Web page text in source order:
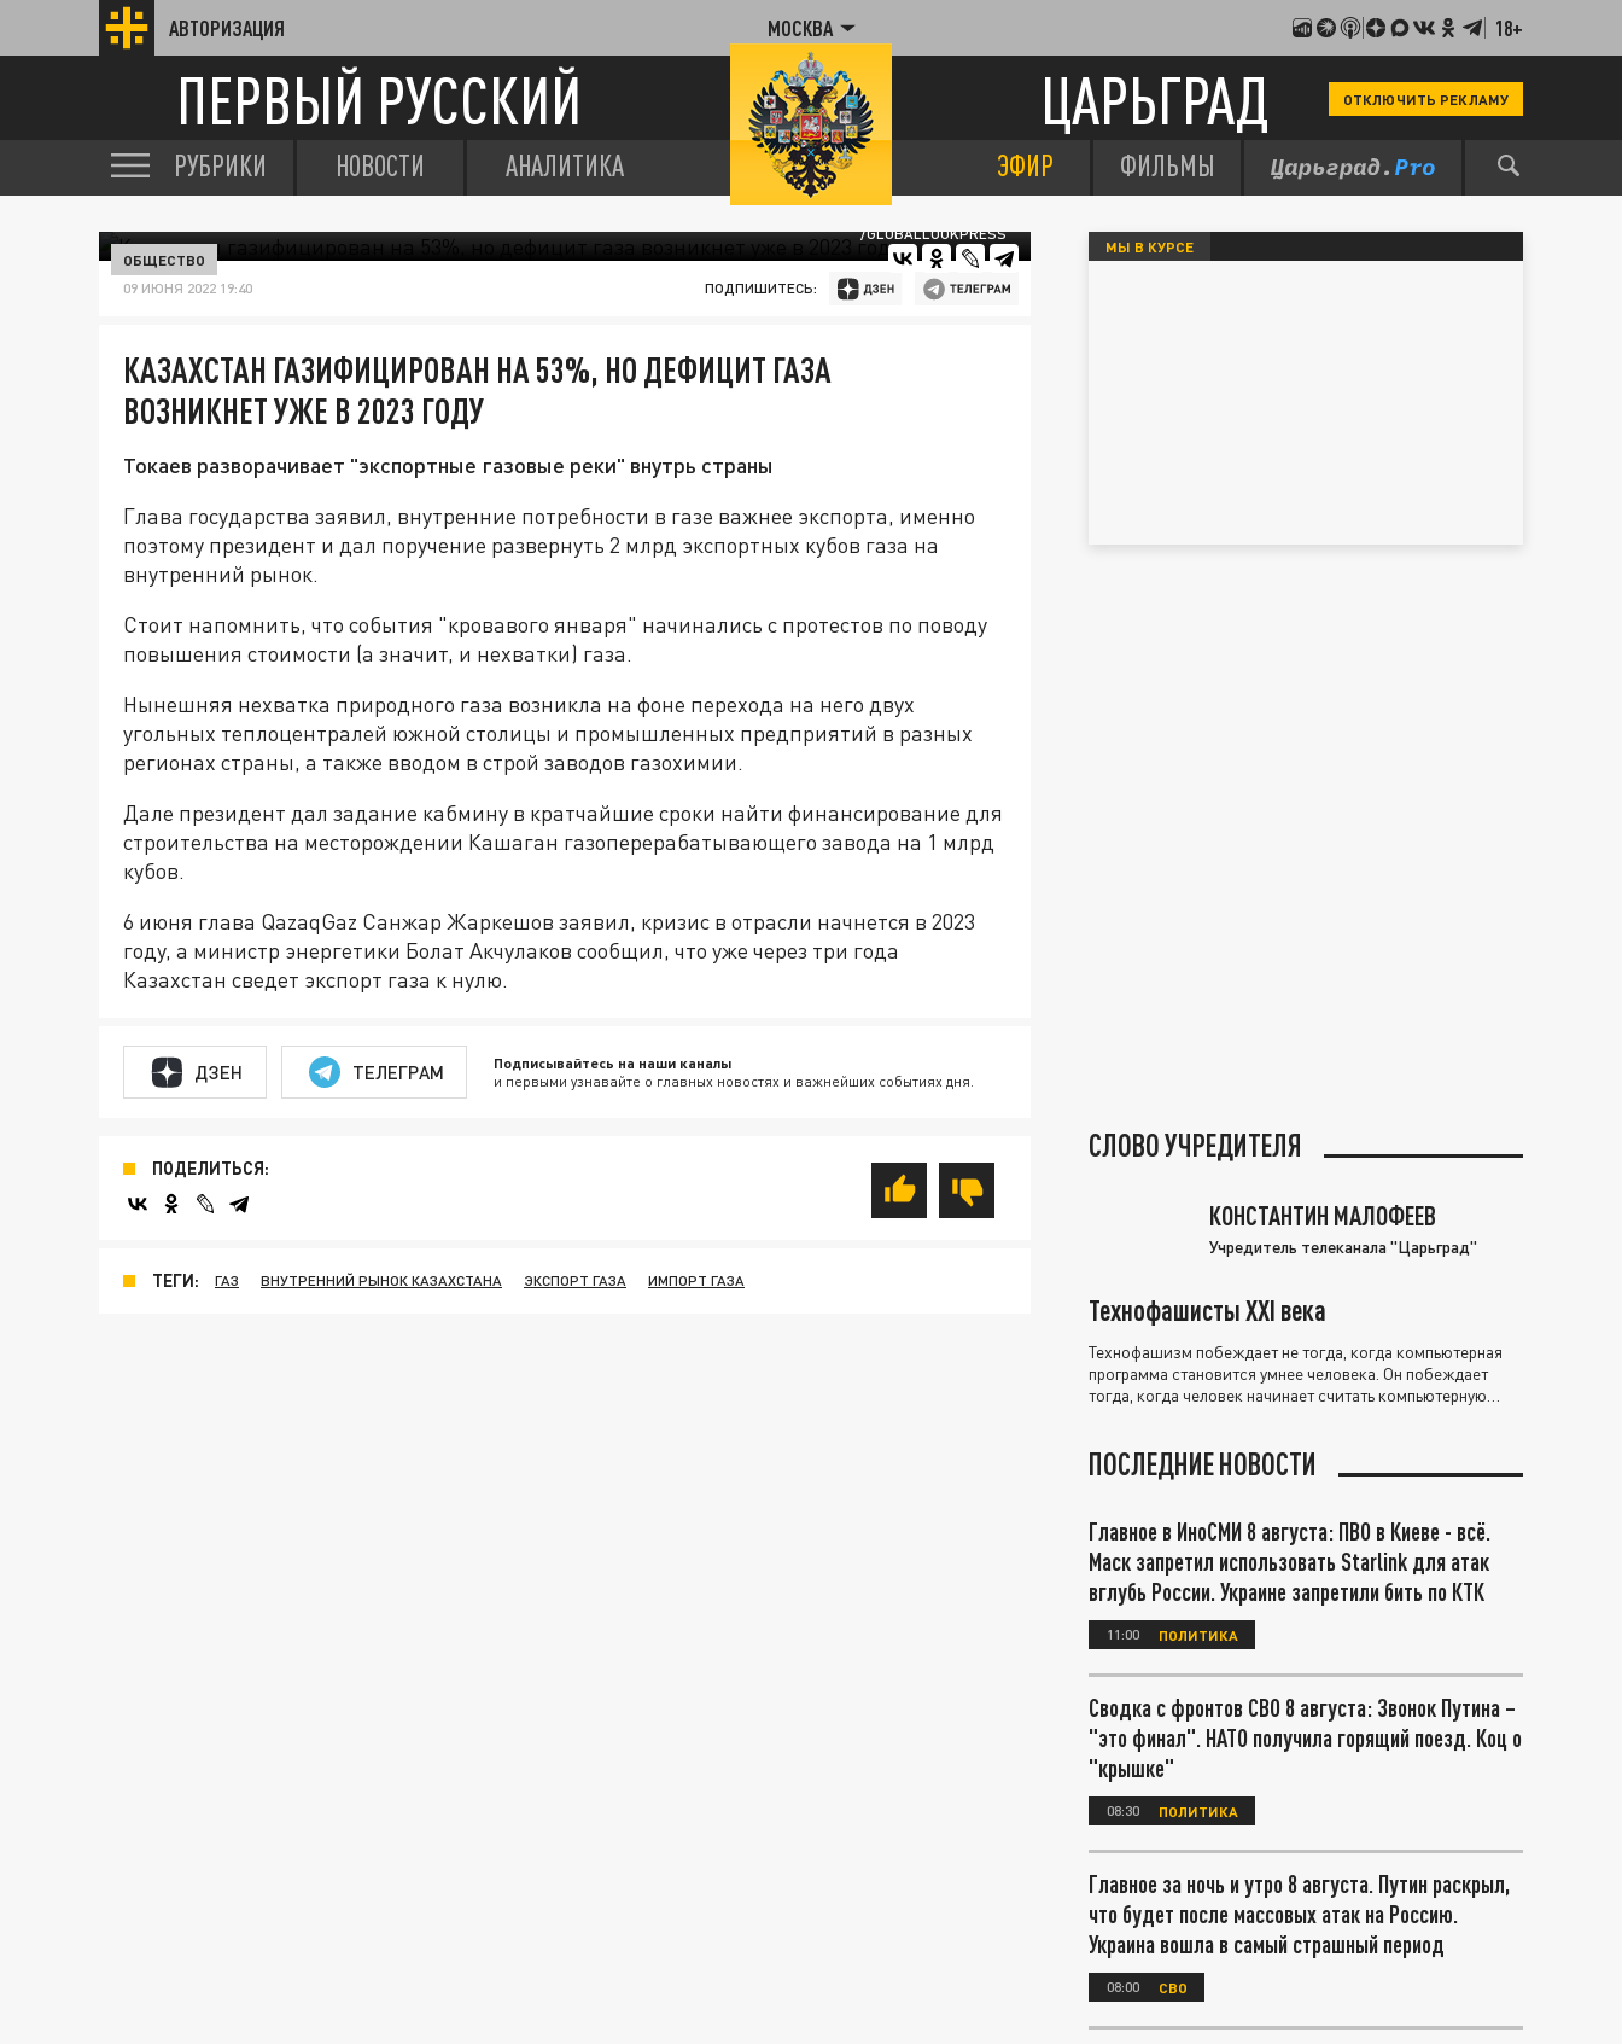
АВТОРИЗАЦИЯ МОСКВА 18+
ПЕРВЫЙ РУССКИЙ ЦАРЬГРАД ОТКЛЮЧИТЬ РЕКЛАМУ
РУБРИКИ НОВОСТИ АНАЛИТИКА ЭФИР ФИЛЬМЫ
/GLOBALLOOKPRESS
ОБЩЕСТВО
09 ИЮНЯ 2022 19:40 ПОДПИШИТЕСЬ:
КАЗАХСТАН ГАЗИФИЦИРОВАН НА 53%, НО ДЕФИЦИТ ГАЗА
ВОЗНИКНЕТ УЖЕ В 2023 ГОДУ
Токаев разворачивает "экспортные газовые реки" внутрь страны
Глава государства заявил, внутренние потребности в газе важнее экспорта, именно
поэтому президент и дал поручение развернуть 2 млрд экспортных кубов газа на
внутренний рынок.
Стоит напомнить, что события "кровавого января" начинались с протестов по поводу
повышения стоимости (а значит, и нехватки) газа.
Нынешняя нехватка природного газа возникла на фоне перехода на него двух
угольных теплоцентралей южной столицы и промышленных предприятий в разных
регионах страны, а также вводом в строй заводов газохимии.
Дале президент дал задание кабмину в кратчайшие сроки найти финансирование для
строительства на месторождении Кашаган газоперерабатывающего завода на 1 млрд
кубов.
6 июня глава QazaqGaz Санжар Жаркешов заявил, кризис в отрасли начнется в 2023
году, а министр энергетики Болат Акчулаков сообщил, что уже через три года
Казахстан сведет экспорт газа к нулю.
ДЗЕН ТЕЛЕГРАМ Подписывайтесь на наши каналы
и первыми узнавайте о главных новостях и важнейших событиях дня.
ПОДЕЛИТЬСЯ:
ТЕГИ: ГАЗ ВНУТРЕННИЙ РЫНОК КАЗАХСТАНА ЭКСПОРТ ГАЗА ИМПОРТ ГАЗА
МЫ В КУРСЕ
СЛОВО УЧРЕДИТЕЛЯ
КОНСТАНТИН МАЛОФЕЕВ
Учредитель телеканала "Царьград"
Технофашисты XXI века
Технофашизм побеждает не тогда, когда компьютерная
программа становится умнее человека. Он побеждает
тогда, когда человек начинает считать компьютерную
ПОСЛЕДНИЕ НОВОСТИ
Главное в ИноСМИ 8 августа: ПВО в Киеве - всё.
Маск запретил использовать Starlink для атак
вглубь России. Украине запретили бить по КТК
11:00 ПОЛИТИКА
Сводка с фронтов СВО 8 августа: Звонок Путина –
"это финал". НАТО получила горящий поезд. Коц о
"крышке"
08:30 ПОЛИТИКА
Главное за ночь и утро 8 августа. Путин раскрыл,
что будет после массовых атак на Россию.
Украина вошла в самый страшный период
08:00 СВО